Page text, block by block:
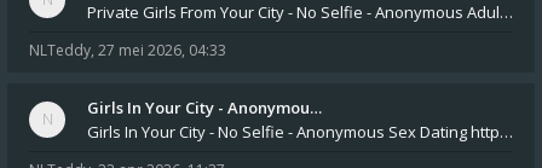
Private Girls From Your City - No Selfie - Anonymous Adult Dating https://privatedates.live Private Girls In Your
NLTeddy, 27 mei 2026, 04:33
Girls In Your City - Anonymou…
Girls In Your City - No Selfie - Anonymous Sex Dating https://SecretPrivat.com Womens In Your Town - Anonymous S